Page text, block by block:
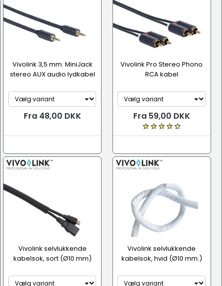
Vivolink 3,5 mm. MiniJack
stereo AUX audio lydkabel
Fra 48,00 DKK
Vivolink Pro Stereo Phono
RCA kabel
Fra 59,00 DKK
Vivolink selvlukkende
kabelsok, sort (Ø10 mm)
Vivolink selvlukkende
kabelsok, hvid (Ø10 mm.)